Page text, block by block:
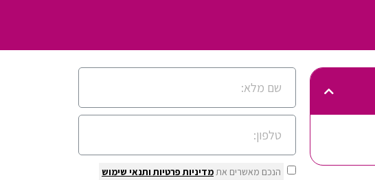
הנכם מאשרים אתמדיניות פרטיותותנאי שימוש